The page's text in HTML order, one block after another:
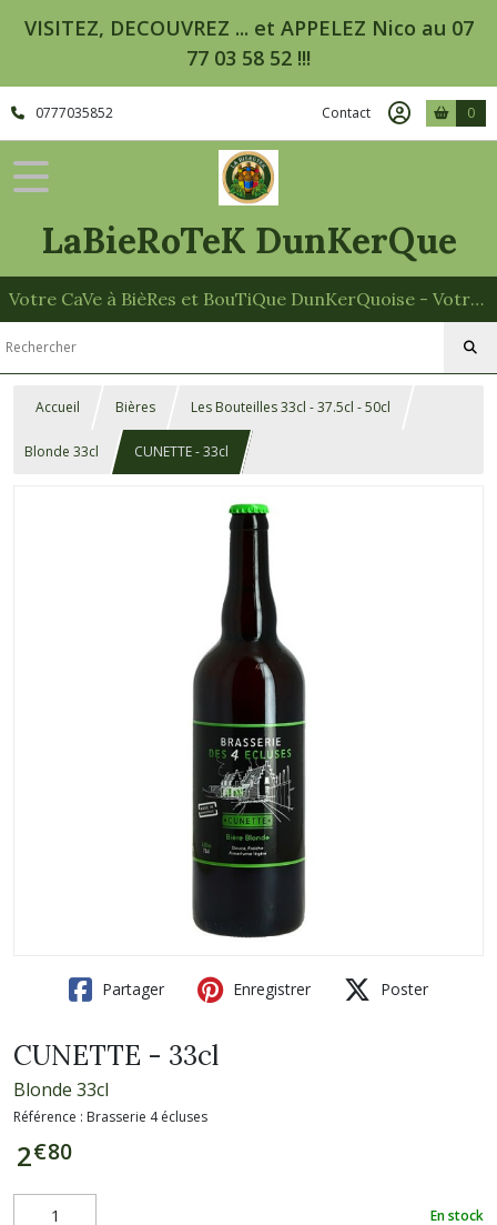
VISITEZ, DECOUVREZ ... et APPELEZ Nico au 07
77 03 58 52 !!!
0777035852 Contact 0
LaBieRoTeK DunKerQue
Votre CaVe à BièRes et BouTiQue DunKerQuoise - Votre Spécialiste des Paniers Garnis
Accueil Bières Les Bouteilles 33cl - 37.5cl - 50cl
Blonde 33cl CUNETTE - 33cl
Partager Enregistrer Poster
CUNETTE - 33cl
Blonde 33cl
Référence : Brasserie 4 écluses
2€80
En stock